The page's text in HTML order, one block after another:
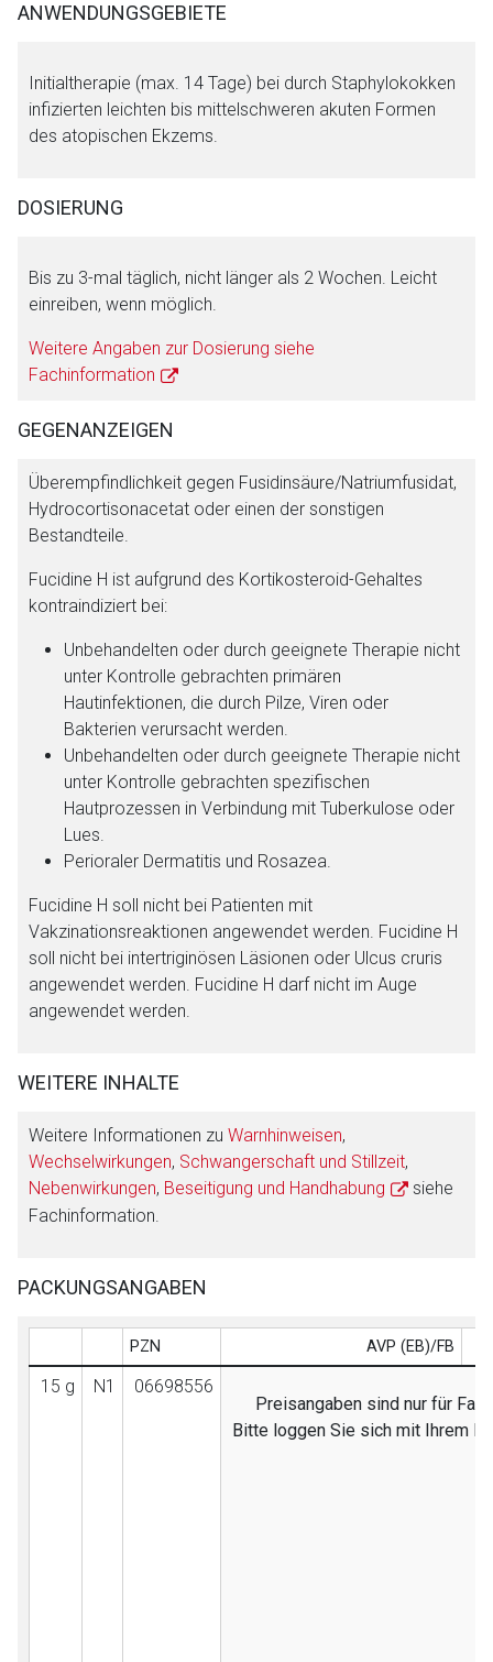
ANWENDUNGSGEBIETE
Initialtherapie (max. 14 Tage) bei durch Staphylokokken
infizierten leichten bis mittelschweren akuten Formen
des atopischen Ekzems.
DOSIERUNG
Bis zu 3-mal täglich, nicht länger als 2 Wochen. Leicht
einreiben, wenn möglich.
Weitere Angaben zur Dosierung siehe
Fachinformation
GEGENANZEIGEN
Überempfindlichkeit gegen Fusidinsäure/Natriumfusidat,
Hydrocortisonacetat oder einen der sonstigen
Bestandteile.
Fucidine H ist aufgrund des Kortikosteroid-Gehaltes
kontraindiziert bei:
Unbehandelten oder durch geeignete Therapie nicht
unter Kontrolle gebrachten primären
Hautinfektionen, die durch Pilze, Viren oder
Bakterien verursacht werden.
Unbehandelten oder durch geeignete Therapie nicht
unter Kontrolle gebrachten spezifischen
Hautprozessen in Verbindung mit Tuberkulose oder
Lues.
Perioraler Dermatitis und Rosazea.
Fucidine H soll nicht bei Patienten mit
Vakzinationsreaktionen angewendet werden. Fucidine H
soll nicht bei intertriginösen Läsionen oder Ulcus cruris
angewendet werden. Fucidine H darf nicht im Auge
angewendet werden.
WEITERE INHALTE
Weitere Informationen zu Warnhinweisen,
Wechselwirkungen, Schwangerschaft und Stillzeit,
Nebenwirkungen, Beseitigung und Handhabung
siehe
Fachinformation.
PACKUNGSANGABEN
PZN AVP (EB)/FB
15 g N1
06698556
Preisangaben sind nur für
Bitte loggen Sie sich mit Ihrem
Aufruf einer externen Seite
Seite. Für die Inhalte der externen Web-Seite ist deren